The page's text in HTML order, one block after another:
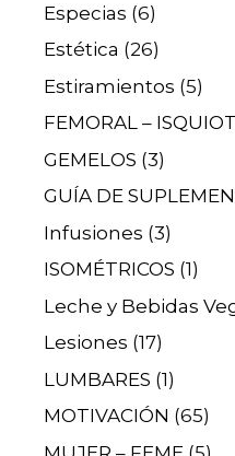
Especias (6)
Estética (26)
Estiramientos (5)
FEMORAL –
GEMELOS (3)
GUÍA DE
Infusiones (3)
ISOMÉTRICOS (1)
Leche y Bebidas
Lesiones (17)
LUMBARES (1)
MOTIVACIÓN (65)